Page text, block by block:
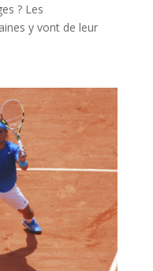
? Les
y vont de leur